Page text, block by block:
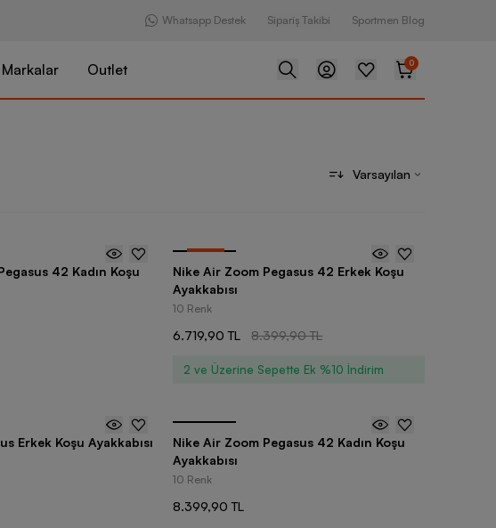
Whatsapp Destek Sipariş Takibi Sportmen Blog
Markalar Outlet 0
Varsayılan
42 Kadın Koşu
Nike Air Zoom Pegasus 42 Erkek Koşu
Ayakkabısı
10 Renk
6.719,90 TL 8.399,90 TL
2 ve Üzerine Sepette Ek %10 İndirim
Erkek Koşu Ayakkabısı
Nike Air Zoom Pegasus 42 Kadın Koşu
Ayakkabısı
10 Renk
8.399,90 TL